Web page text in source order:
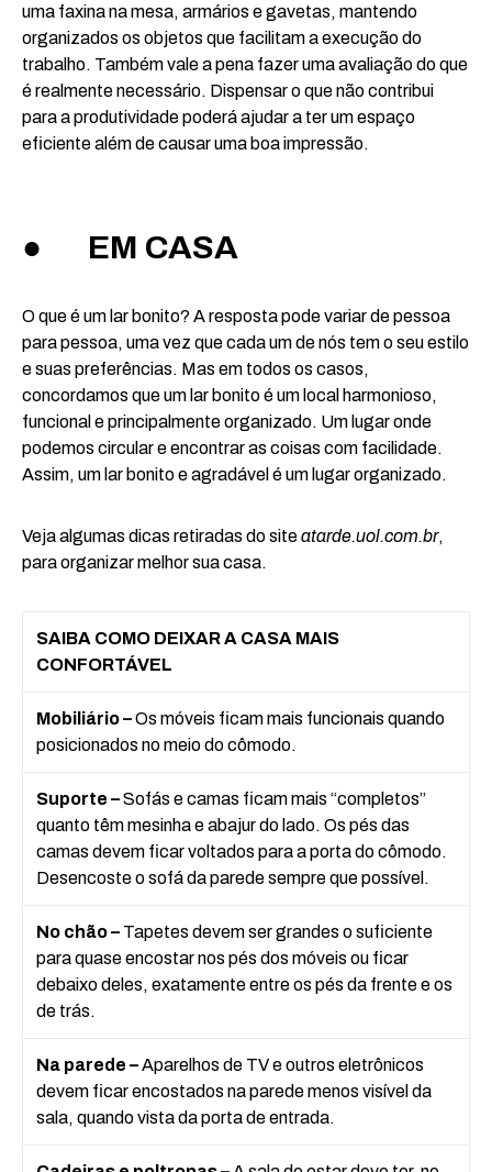
uma faxina na mesa, armários e gavetas, mantendo
organizados os objetos que facilitam a execução do
trabalho. Também vale a pena fazer uma avaliação do que
é realmente necessário. Dispensar o que não contribui
para a produtividade poderá ajudar a ter um espaço
eficiente além de causar uma boa impressão.
● EM CASA
O que é um lar bonito? A resposta pode variar de pessoa
para pessoa, uma vez que cada um de nós tem o seu estilo
e suas preferências. Mas em todos os casos,
concordamos que um lar bonito é um local harmonioso,
funcional e principalmente organizado. Um lugar onde
podemos circular e encontrar as coisas com facilidade.
Assim, um lar bonito e agradável é um lugar organizado.
Veja algumas dicas retiradas do siteatarde.uol.com.br,
para organizar melhor sua casa.
SAIBA COMO DEIXAR A CASA MAIS
CONFORTÁVEL
Mobiliário –Os móveis ficam mais funcionais quando
posicionados no meio do cômodo.
Suporte –Sofás e camas ficam mais “completos”
quanto têm mesinha e abajur do lado. Os pés das
camas devem ficar voltados para a porta do cômodo.
Desencoste o sofá da parede sempre que possível.
No chão – Tapetes devem ser grandes o suficiente
para quase encostar nos pés dos móveis ou ficar
debaixo deles, exatamente entre os pés da frente e os
de trás.
Na parede –Aparelhos de TV e outros eletrônicos
devem ficar encostados na parede menos visível da
sala, quando vista da porta de entrada.